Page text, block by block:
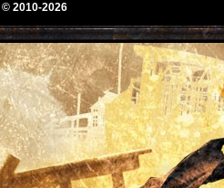
© 2010-2026